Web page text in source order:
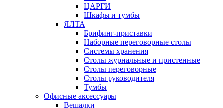
ЦАРГИ
Шкафы и тумбы
ЯЛТА
Брифинг-приставки
Наборные переговорные столы
Системы хранения
Столы журнальные и пристенные
Столы переговорные
Столы руководителя
Тумбы
Офисные аксессуары
Вешалки